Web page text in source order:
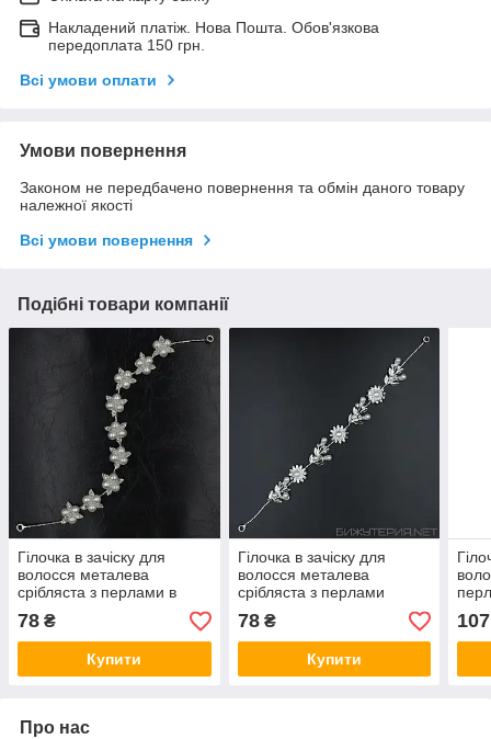
Накладений платіж. Нова Пошта. Обов'язкова
передоплата 150 грн.
Всі умови оплати
Умови повернення
Законом не передбачено повернення та обмін даного товару
належної якості
Всі умови повернення
Подібні товари компанії
Гілочка в зачіску для
волосся металева
срібляста з перлами в
каменях квіточки 28 см із
двома невидимостями
78 ₴
Купити
Гілочка в зачіску для
волосся металева
срібляста з перлами
ромашка пелюстки 28 см
із двома неведимками
78₴
Купити
107
Про нас